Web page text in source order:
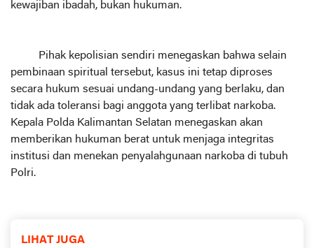
kewajiban ibadah, bukan hukuman.
Pihak kepolisian sendiri menegaskan bahwa selain
pembinaan spiritual tersebut, kasus ini tetap diproses
secara hukum sesuai undang-undang yang berlaku, dan
tidak ada toleransi bagi anggota yang terlibat narkoba.
Kepala Polda Kalimantan Selatan menegaskan akan
memberikan hukuman berat untuk menjaga integritas
institusi dan menekan penyalahgunaan narkoba di tubuh
Polri.
LIHAT JUGA